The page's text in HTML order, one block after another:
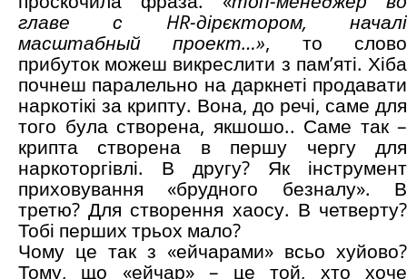
главе с HR-дірєктором, началі
масштабный проект…», то слово
прибуток можеш викреслити з пам’яті. Хіба
почнеш паралельно на даркнеті продавати
наркотікі за крипту. Вона, до речі, саме для
того була створена, якшошо.. Саме так –
крипта створена в першу чергу для
наркоторгівлі. В другу? Як інструмент
приховування «брудного безналу». В
третю? Для створення хаосу. В четверту?
Тобі перших трьох мало?
Чому це так з «ейчарами» всьо хуйово?
Тому, що «ейчар» – це той, хто хоче